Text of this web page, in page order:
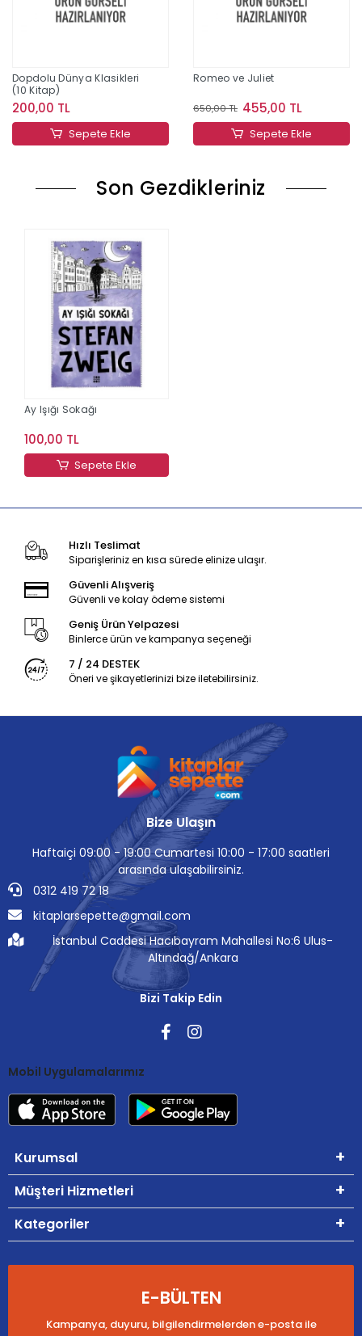
Dopdolu Dünya Klasikleri
(10 Kitap)
200,00 TL
Sepete Ekle
Romeo ve Juliet
650,00 TL 455,00 TL
Sepete Ekle
Son Gezdikleriniz
Ay Işığı Sokağı
100,00 TL
Sepete Ekle
Hızlı Teslimat
Siparişleriniz en kısa sürede elinize ulaşır.
Güvenli Alışveriş
Güvenli ve kolay ödeme sistemi
Geniş Ürün Yelpazesi
Binlerce ürün ve kampanya seçeneği
7 / 24 DESTEK
Öneri ve şikayetlerinizi bize iletebilirsiniz.
Bize Ulaşın
Haftaiçi 09:00 - 19:00 Cumartesi 10:00 - 17:00 saatleri
arasında ulaşabilirsiniz.
0312 419 72 18
kitaplarsepette@gmail.com
İstanbul Caddesi Hacıbayram Mahallesi No:6 Ulus-
Altındağ/Ankara
Bizi Takip Edin
Mobil Uygulamalarımız
Kurumsal
Müşteri Hizmetleri
Kategoriler
E-BÜLTEN
Kampanya, duyuru, bilgilendirmelerden e-posta ile